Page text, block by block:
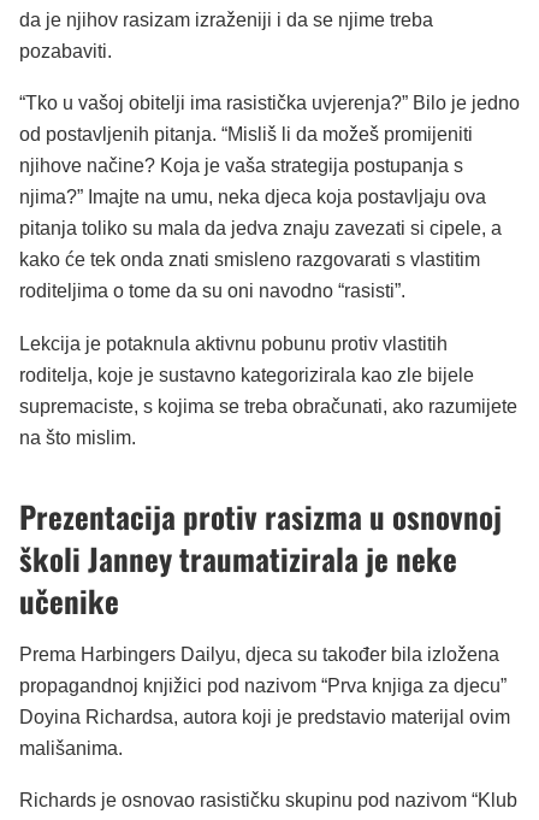
da je njihov rasizam izraženiji i da se njime treba
pozabaviti.
“Tko u vašoj obitelji ima rasistička uvjerenja?” Bilo je jedno
od postavljenih pitanja. “Misliš li da možeš promijeniti
njihove načine? Koja je vaša strategija postupanja s
njima?” Imajte na umu, neka djeca koja postavljaju ova
pitanja toliko su mala da jedva znaju zavezati si cipele, a
kako će tek onda znati smisleno razgovarati s vlastitim
roditeljima o tome da su oni navodno “rasisti”.
Lekcija je potaknula aktivnu pobunu protiv vlastitih
roditelja, koje je sustavno kategorizirala kao zle bijele
supremaciste, s kojima se treba obračunati, ako razumijete
na što mislim.
Prezentacija protiv rasizma u osnovnoj
školi Janney traumatizirala je neke
učenike
Prema Harbingers Dailyu, djeca su također bila izložena
propagandnoj knjižici pod nazivom “Prva knjiga za djecu”
Doyina Richardsa, autora koji je predstavio materijal ovim
mališanima.
Richards je osnovao rasističku skupinu pod nazivom “Klub